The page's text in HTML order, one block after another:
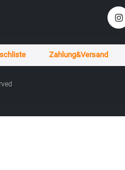
Zahlung&Versand